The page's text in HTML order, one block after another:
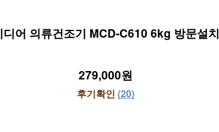
디어 의류건조기 MCD-C610 6kg 방문설치
279,000원
후기확인 (20)